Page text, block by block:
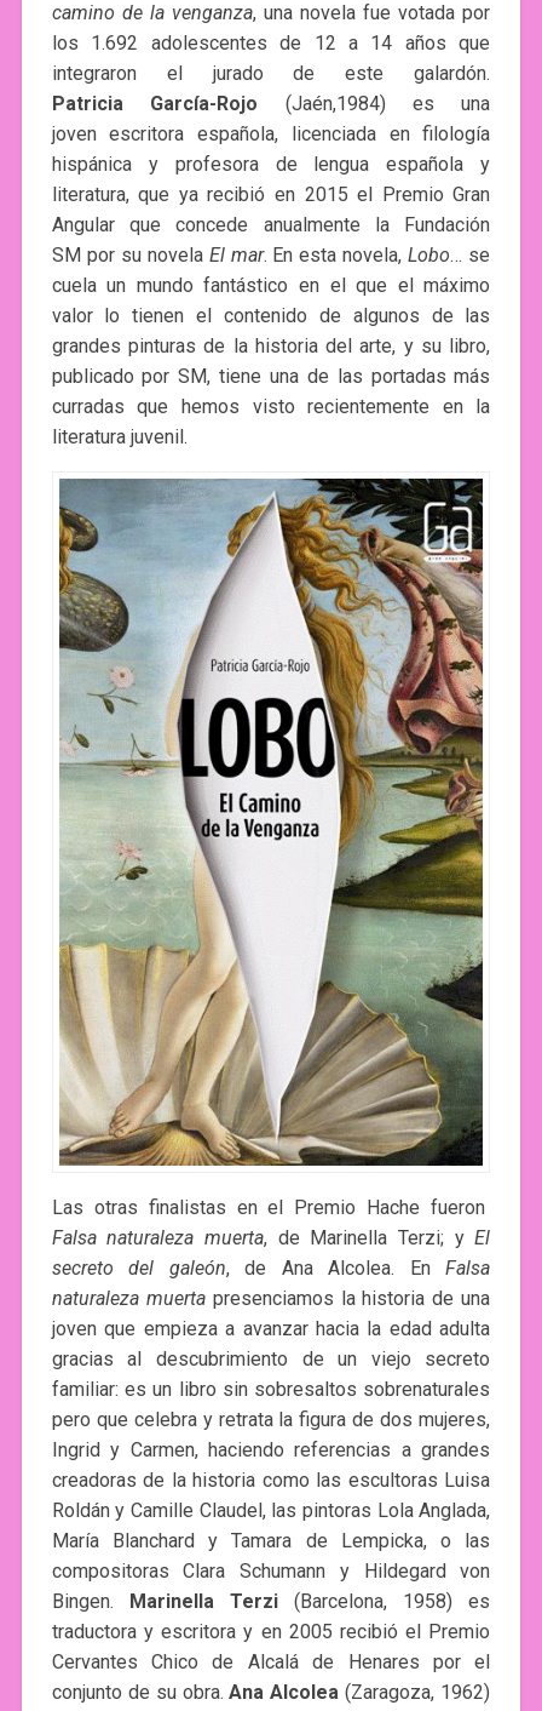
camino de la venganza, una novela fue votada por
los 1.692 adolescentes de 12 a 14 años que
integraron el jurado de este galardón.
Patricia
García-Rojo (Jaén,1984) es una
joven escritora española, licenciada en filología
hispánica y profesora de lengua española y
literatura, que ya recibió en 2015 el Premio Gran
Angular que concede anualmente la Fundación
SM por su novela El mar. En esta novela,Lobo… se
cuela un mundo fantástico en el que el máximo
valor lo tienen el contenido de algunos de las
grandes pinturas de la historia del arte, y su libro,
publicado por SM, tiene una de las portadas más
curradas que hemos visto recientemente en la
literatura juvenil.
Las otras finalistas en el Premio Hache fueron
Falsa naturaleza muerta, de Marinella Terzi; yEl
secreto del galeón, de Ana Alcolea. EnFalsa
naturaleza muertapresenciamos la historia de una
joven que empieza a avanzar hacia la edad adulta
gracias al descubrimiento de un viejo secreto
familiar: es un libro sin sobresaltos sobrenaturales
pero que celebra y retrata la figura de dos mujeres,
Ingrid y Carmen, haciendo referencias a grandes
creadoras de la historia como las escultoras Luisa
Roldán y Camille Claudel, las pintoras Lola Anglada,
María Blanchard y Tamara de Lempicka, o las
compositoras Clara Schumann y Hildegard von
Bingen. Marinella Terzi(Barcelona, 1958) es
traductora y escritora y en 2005 recibió el Premio
Cervantes Chico de Alcalá de Henares por el
conjunto de su obra.Ana Alcolea (Zaragoza, 1962)